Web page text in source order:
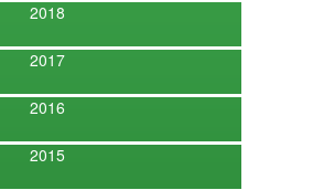
2018
2017
2016
2015